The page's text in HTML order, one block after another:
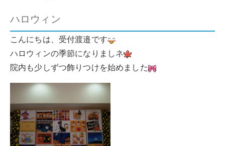
ハロウィン
こんにちは、受付渡邉です
ハロウィンの季節になりましネ
院内も少しずつ飾りつけを始めました